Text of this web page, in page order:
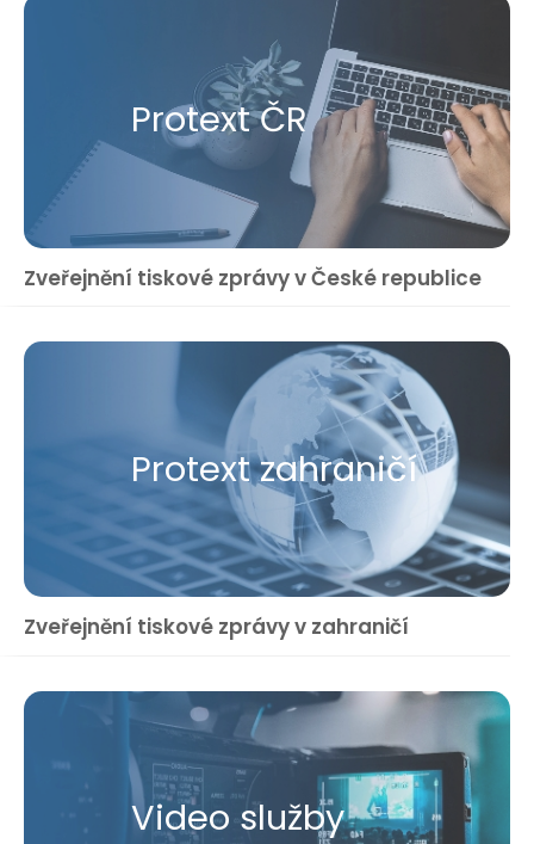
Protext ČR
Zveřejnění tiskové zprávy v České republice
Protext zahraničí
Zveřejnění tiskové zprávy v zahraničí
Video služby